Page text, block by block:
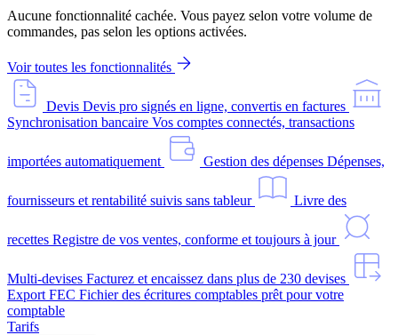
Aucune fonctionnalité cachée. Vous payez selon votre volume de
commandes, pas selon les options activées.
Voir toutes les fonctionnalités
Devis Devis pro signés en ligne, convertis en factures
Synchronisation bancaire Vos comptes connectés, transactions
importées automatiquement Gestion des dépenses Dépenses,
fournisseurs et rentabilité suivis sans tableur Livre des
recettes Registre de vos ventes, conforme et toujours à jour
Multi-devises Facturez et encaissez dans plus de 230 devises
Export FEC Fichier des écritures comptables prêt pour votre
comptable
Tarifs